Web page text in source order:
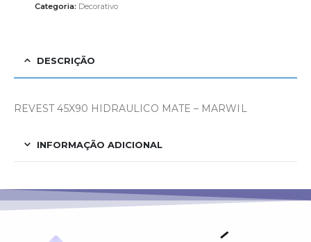
Categoria: Decorativo
DESCRIÇÃO
REVEST 45X90 HIDRAULICO MATE – MARWIL
INFORMAÇÃO ADICIONAL